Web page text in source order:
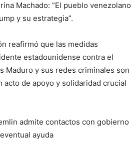
Machado: “El pueblo venezolano
y su estrategia”.
reafirmó que las medidas
estadounidense contra el
Maduro y sus redes criminales son
acto de apoyo y solidaridad crucial
admite contactos con gobierno
ayuda